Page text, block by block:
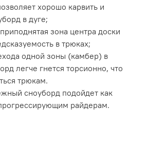
хорошо карвить и
в дуге;
зона центра доски
в трюках;
одной зоны (камбер) в
легче гнется торсионно, что
трюкам.
сноуборд подойдет как
райдерам.